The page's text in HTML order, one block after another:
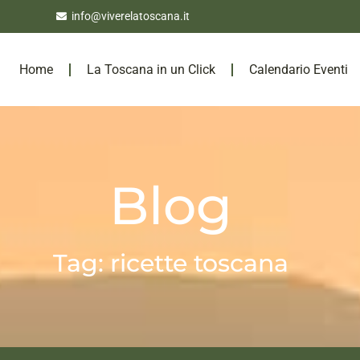
info@viverelatoscana.it
Home La Toscana in un Click Calendario Eventi
Blog
Tag: ricette toscana